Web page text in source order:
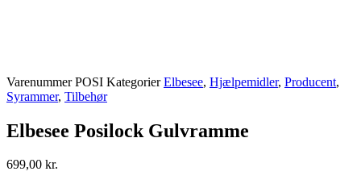
VarenummerPOSI Kategorier Elbesee, Hjælpemidler, Producent,
Syrammer, Tilbehør
Elbesee Posilock Gulvramme
699,00 kr.